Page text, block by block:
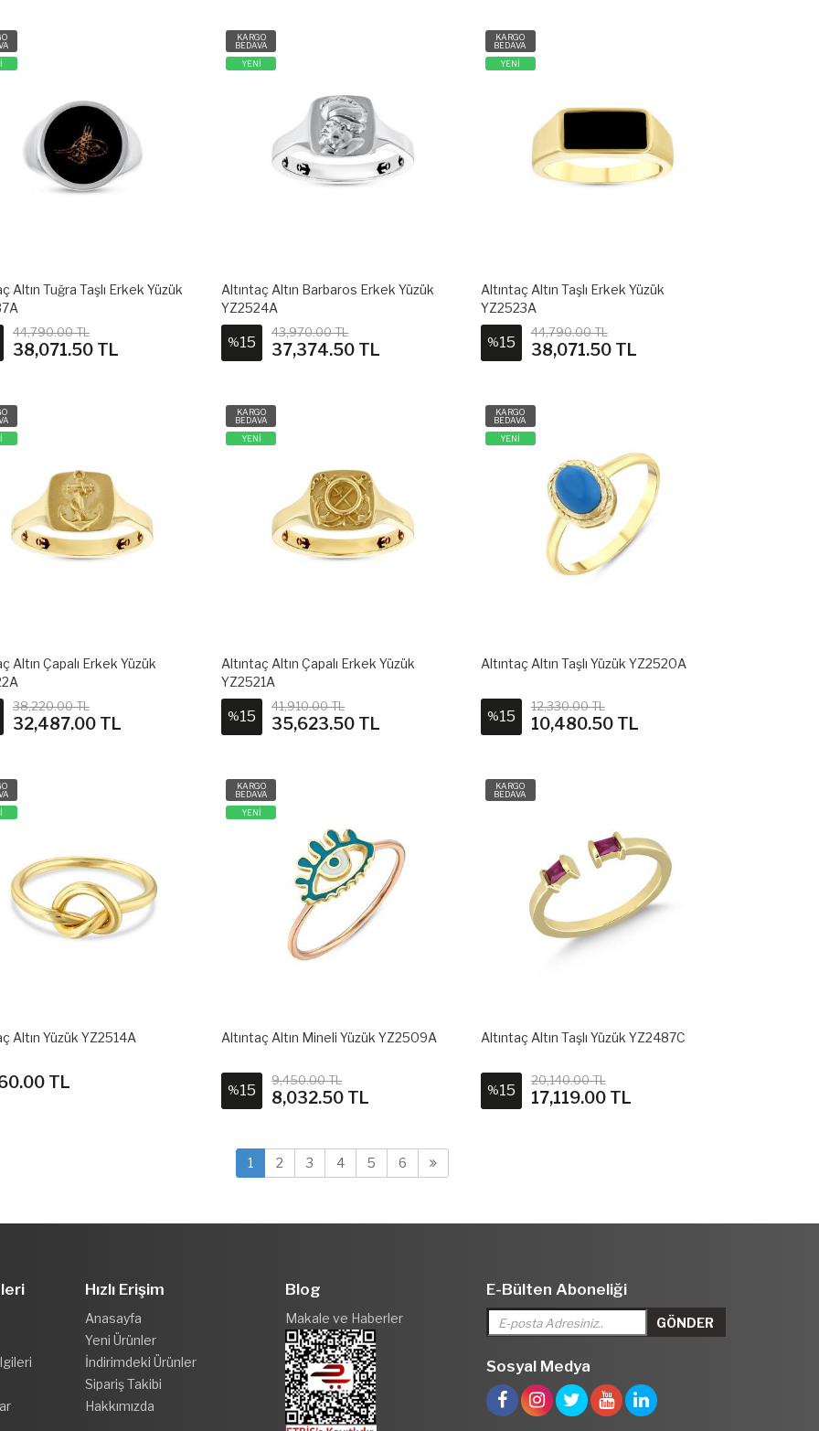
Altın Tuğra Taşlı Erkek Yüzük
44,790.00 TL
38,071.50 TL
KARGO
BEDAVA
YENİ
Altıntaç Altın Barbaros Erkek Yüzük
YZ2524A
%15
43,970.00 TL
37,374.50 TL
KARGO
BEDAVA
YENİ
Altıntaç Altın Taşlı Erkek Yüzük
YZ2523A
%15
44,790.00 TL
38,071.50 TL
Altın Çapalı Erkek Yüzük
38,220.00 TL
32,487.00 TL
KARGO
BEDAVA
YENİ
Altıntaç Altın Çapalı Erkek Yüzük
YZ2521A
%15
41,910.00 TL
35,623.50 TL
KARGO
BEDAVA
YENİ
Altıntaç Altın Taşlı Yüzük YZ2520A
%15
12,330.00 TL
10,480.50 TL
Altın Yüzük YZ2514A
TL
KARGO
BEDAVA
YENİ
Altıntaç Altın Mineli Yüzük YZ2509A
%15
9,450.00 TL
8,032.50 TL
KARGO
BEDAVA
Altıntaç Altın Taşlı Yüzük YZ2487C
%15
20,140.00 TL
17,119.00 TL
1 2 3 4 5 6
Hızlı Erişim
Anasayfa
Yeni Ürünler
İndirimdeki Ürünler
Sipariş Takibi
Hakkımızda
Blog
Makale ve Haberler
E-Bülten Aboneliği
Sosyal Medya